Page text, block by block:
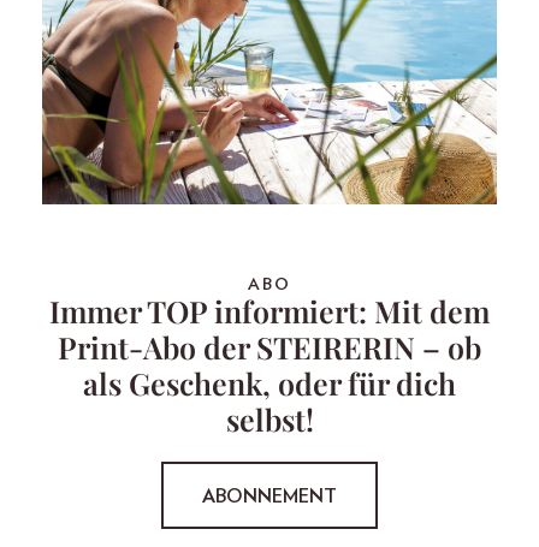
ABO
Immer TOP informiert: Mit dem
Print-Abo der STEIRERIN – ob
als Geschenk, oder für dich
selbst!
ABONNEMENT